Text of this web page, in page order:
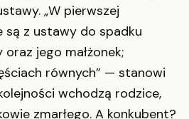
„W pierwszej
są z ustawy do spadku
jego małżonek;
równych” — stanowi
wchodzą rodzice,
zmarłego. A konkubent?